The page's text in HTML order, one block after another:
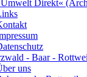
Direkt«
- Baar -
uns